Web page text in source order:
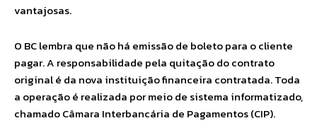
vantajosas.
O BC lembra que não há emissão de boleto para o cliente
pagar. A responsabilidade pela quitação do contrato
original é da nova instituição financeira contratada. Toda
a operação é realizada por meio de sistema informatizado,
chamado Câmara Interbancária de Pagamentos (CIP).